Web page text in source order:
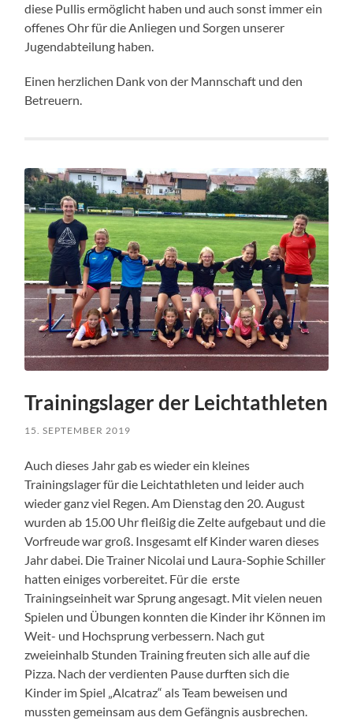
diese Pullis ermöglicht haben und auch sonst immer ein
offenes Ohr für die Anliegen und Sorgen unserer
Jugendabteilung haben.
Einen herzlichen Dank von der Mannschaft und den
Betreuern.
Trainingslager der Leichtathleten
15. SEPTEMBER 2019
Auch dieses Jahr gab es wieder ein kleines
Trainingslager für die Leichtathleten und leider auch
wieder ganz viel Regen. Am Dienstag den 20. August
wurden ab 15.00 Uhr fleißig die Zelte aufgebaut und die
Vorfreude war groß. Insgesamt elf Kinder waren dieses
Jahr dabei. Die Trainer Nicolai und Laura-Sophie Schiller
hatten einiges vorbereitet. Für die erste
Trainingseinheit war Sprung angesagt. Mit vielen neuen
Spielen und Übungen konnten die Kinder ihr Können im
Weit- und Hochsprung verbessern. Nach gut
zweieinhalb Stunden Training freuten sich alle auf die
Pizza. Nach der verdienten Pause durften sich die
Kinder im Spiel „Alcatraz“ als Team beweisen und
mussten gemeinsam aus dem Gefängnis ausbrechen.